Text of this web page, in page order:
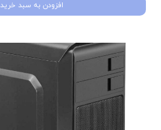
افزودن به سبد خرید